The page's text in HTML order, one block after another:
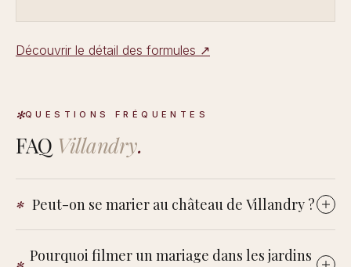
Découvrir le détail des formules ↗
QUESTIONS FRÉQUENTES
FAQ Villandry.
Peut-on se marier au château de Villandry ?
grands châteaux de la Loire gérés par l'État. Le domaine
Pourquoi filmer un mariage dans les jardins